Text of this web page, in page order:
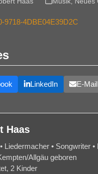
9718-4DBE04E39D2C
LinkedIn E-Mail
Haas
Liedermacher • Songwriter
Allgäu geboren
2 Kinder